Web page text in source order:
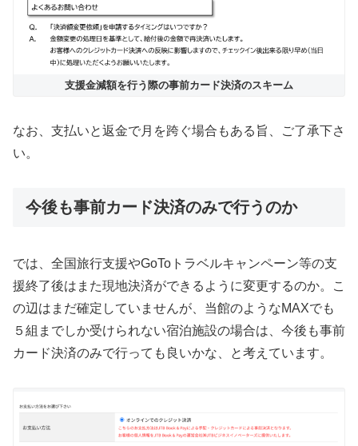
支援金減額を行う際の事前カード決済のスキーム
なお、支払いと返金で月を跨ぐ場合もある旨、ご了承下さ
い。
今後も事前カード決済のみで行うのか
では、全国旅行支援やGoToトラベルキャンペーン等の支
援終了後はまた現地決済ができるように変更するのか。こ
の辺はまだ確定していませんが、当館のようなMAXでも
５組までしか受けられない宿泊施設の場合は、今後も事前
カード決済のみで行っても良いかな、と考えています。